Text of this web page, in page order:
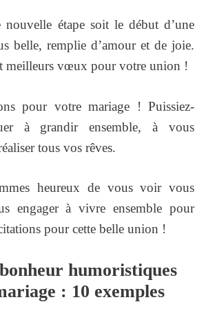
nouvelle étape soit le début d’une
belle, remplie d’amour et de joie.
meilleurs vœux pour votre union !
pour votre mariage ! Puissiez-
à grandir ensemble, à vous
tous vos rêves.
heureux de vous voir vous
engager à vivre ensemble pour
pour cette belle union !
humoristiques
: 10 exemples